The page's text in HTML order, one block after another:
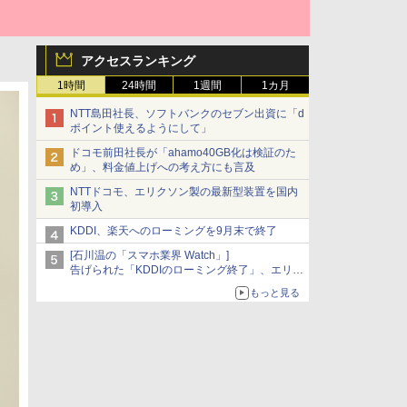
アクセスランキング
1時間 24時間 1週間 1カ月
NTT島田社長、ソフトバンクのセブン出資に「d
ポイント使えるようにして」
ドコモ前田社長が「ahamo40GB化は検証のた
め」、料金値上げへの考え方にも言及
NTTドコモ、エリクソン製の最新型装置を国内
初導入
KDDI、楽天へのローミングを9月末で終了
[石川温の「スマホ業界 Watch」]
告げられた「KDDIのローミング終了」、エリア
マップの落とし穴と楽天モバイルの課題
もっと見る